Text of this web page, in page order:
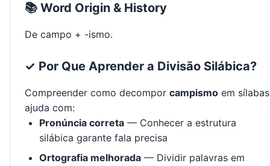
📚 Word Origin & History
De campo + -ismo.
✓ Por Que Aprender a Divisão Silábica?
Compreender como decompor campismo em sílabas
ajuda com:
Pronúncia correta — Conhecer a estrutura
silábica garante fala precisa
Ortografia melhorada — Dividir palavras em